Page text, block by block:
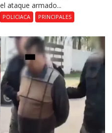
ataque armado...
POLICIACA PRINCIPALES